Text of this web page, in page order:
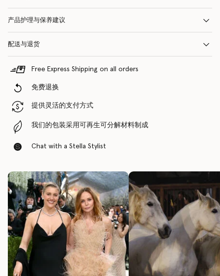
产品护理与保养建议
配送与退货
Free Express Shipping on all orders
免费退换
提供灵活的支付方式
我们的包装采用可再生可分解材料制成
Chat with a Stella Stylist